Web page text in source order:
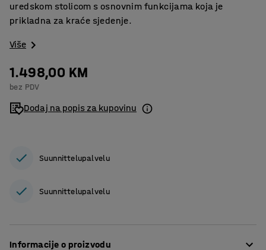
uredskom stolicom s osnovnim funkcijama koja je
prikladna za kraće sjedenje.
Više
1.498,00 KM
bez PDV
Dodaj na popis za kupovinu
Suunnittelupalvelu
Suunnittelupalvelu
Informacije o proizvodu